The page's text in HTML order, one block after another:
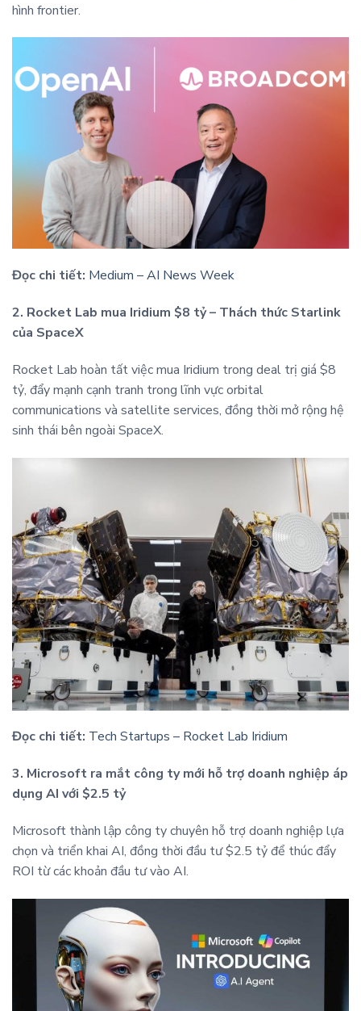
hình frontier.
Đọc chi tiết: Medium – AI News Week
2. Rocket Lab mua Iridium $8 tỷ – Thách thức Starlink
của SpaceX
Rocket Lab hoàn tất việc mua Iridium trong deal trị giá $8
tỷ, đẩy mạnh cạnh tranh trong lĩnh vực orbital
communications và satellite services, đồng thời mở rộng hệ
sinh thái bên ngoài SpaceX.
Đọc chi tiết: Tech Startups – Rocket Lab Iridium
3. Microsoft ra mắt công ty mới hỗ trợ doanh nghiệp áp
dụng AI với $2.5 tỷ
Microsoft thành lập công ty chuyên hỗ trợ doanh nghiệp lựa
chọn và triển khai AI, đồng thời đầu tư $2.5 tỷ để thúc đẩy
ROI từ các khoản đầu tư vào AI.